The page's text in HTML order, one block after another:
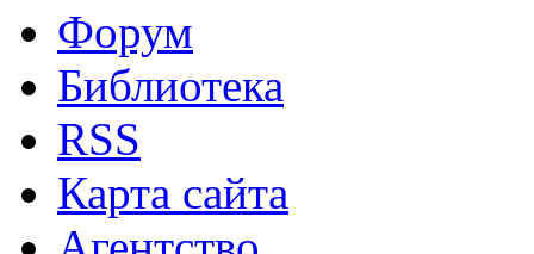
Форум
Библиотека
RSS
Карта сайта